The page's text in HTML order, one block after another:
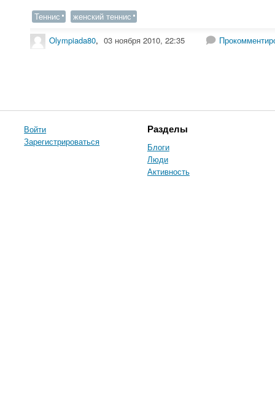
Теннис женский теннис
Olympiada80, 03 ноября 2010, 22:35
Войти
Зарегистрироваться
Разделы
Блоги
Люди
Активность